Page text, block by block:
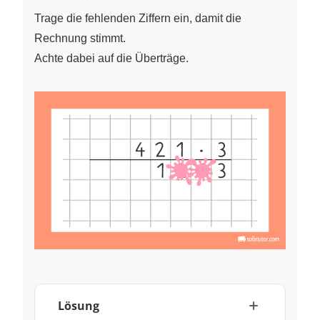
Trage die fehlenden Ziffern ein, damit die
Rechnung stimmt.
Achte dabei auf die Überträge.
Lösung